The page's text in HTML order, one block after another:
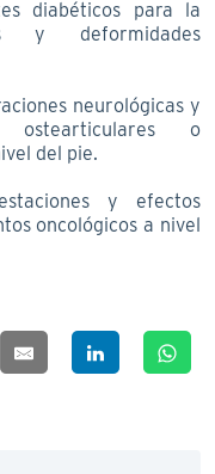
diabéticos para la
y deformidades
neurológicas y
o
del pie.
y efectos
oncológicos a nivel